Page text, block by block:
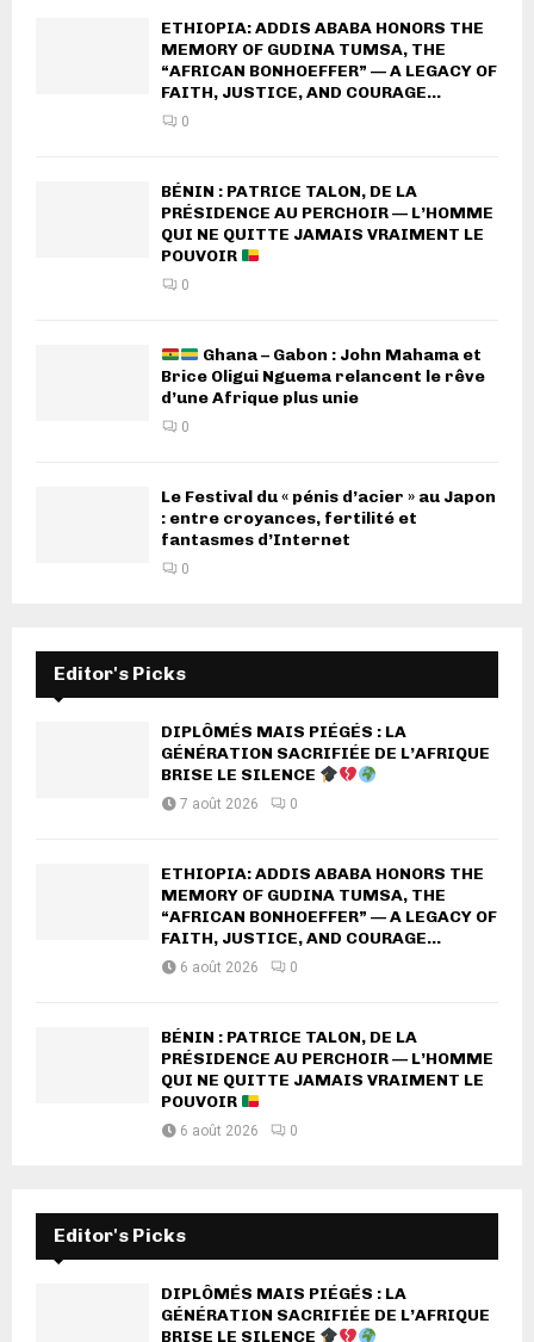
ETHIOPIA: ADDIS ABABA HONORS THE
MEMORY OF GUDINA TUMSA, THE
“AFRICAN BONHOEFFER” — A LEGACY OF
FAITH, JUSTICE, AND COURAGE...
0
BÉNIN : PATRICE TALON, DE LA
PRÉSIDENCE AU PERCHOIR — L’HOMME
QUI NE QUITTE JAMAIS VRAIMENT LE
POUVOIR
0
Ghana – Gabon : John Mahama et
Brice Oligui Nguema relancent le rêve
d’une Afrique plus unie
0
Le Festival du « pénis d’acier » au Japon
: entre croyances, fertilité et
fantasmes d’Internet
0
Editor's Picks
DIPLÔMÉS MAIS PIÉGÉS : LA
GÉNÉRATION SACRIFIÉE DE L’AFRIQUE
BRISE LE SILENCE
7 août 2026 0
ETHIOPIA: ADDIS ABABA HONORS THE
MEMORY OF GUDINA TUMSA, THE
“AFRICAN BONHOEFFER” — A LEGACY OF
FAITH, JUSTICE, AND COURAGE...
6 août 2026 0
BÉNIN : PATRICE TALON, DE LA
PRÉSIDENCE AU PERCHOIR — L’HOMME
QUI NE QUITTE JAMAIS VRAIMENT LE
POUVOIR
6 août 2026 0
Editor's Picks
DIPLÔMÉS MAIS PIÉGÉS : LA
GÉNÉRATION SACRIFIÉE DE L’AFRIQUE
BRISE LE SILENCE